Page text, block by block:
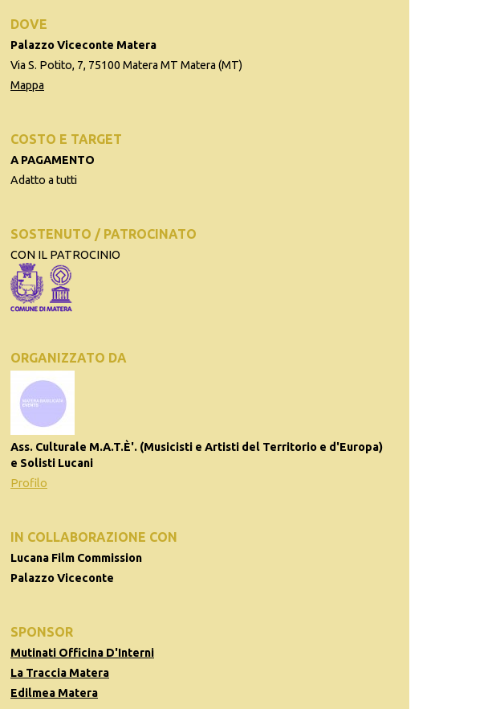
DOVE
Palazzo Viceconte Matera
Via S. Potito, 7, 75100 Matera MT Matera (MT)
Mappa
COSTO E TARGET
A PAGAMENTO
Adatto a tutti
SOSTENUTO / PATROCINATO
CON IL PATROCINIO
ORGANIZZATO DA
Ass. Culturale M.A.T.È'. (Musicisti e Artisti del Territorio e d'Europa)
e Solisti Lucani
Profilo
IN COLLABORAZIONE CON
Lucana Film Commission
Palazzo Viceconte
SPONSOR
Mutinati Officina D'Interni
La Traccia Matera
Edilmea Matera